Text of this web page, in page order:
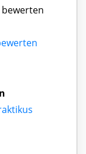
bewerten